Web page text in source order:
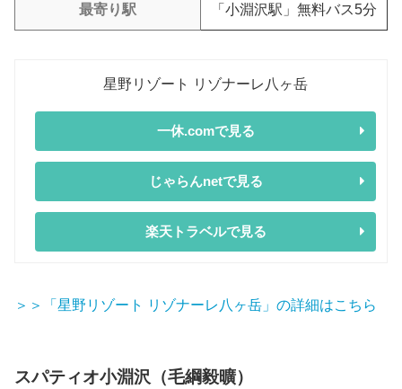
最寄り駅 「小淵沢駅」無料バス5分
星野リゾート リゾナーレ八ヶ岳
一休.comで見る
じゃらんnetで見る
楽天トラベルで見る
＞＞「星野リゾート リゾナーレ八ヶ岳」の詳細はこちら
スパティオ小淵沢（毛綱毅曠）